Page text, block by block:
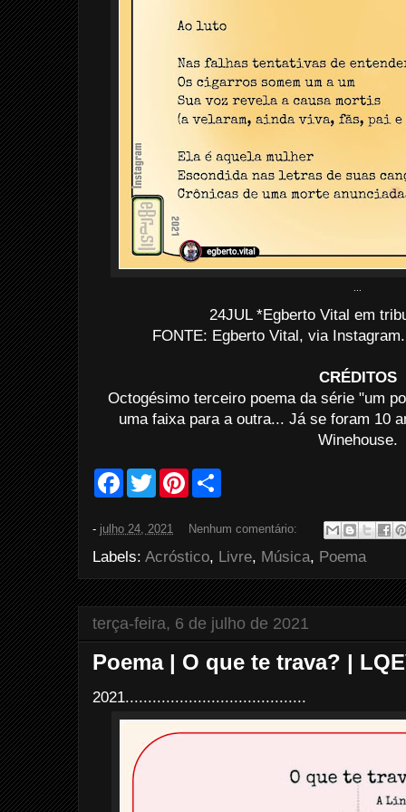
24JUL *Egberto Vital em
FONTE: Egberto Vital, via
CRÉDITOS
Octogésimo terceiro poema da série "um
uma faixa para a outra... Já se foram 10
Winehouse.
F
b
o
k
T
w
t
r
P
e
e
s
t
e
- julho 24, 2021 Nenhum comentário:
Labels: Acróstico, Livre, Música, Poema
terça-feira, 6 de julho de 2021
Poema | O que te trava? |
2021........................................